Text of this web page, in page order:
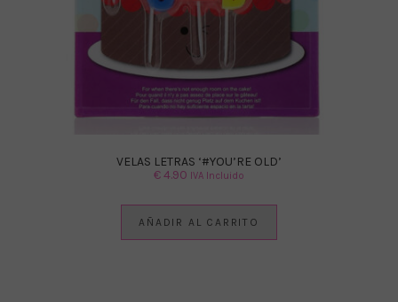
VELAS LETRAS ‘#YOU’RE OLD’
€4.90 IVA Incluido
AÑADIR AL CARRITO